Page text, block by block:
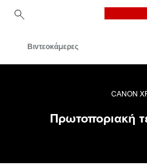
Βιντεοκάμερες
CANON
Πρωτοποριακή